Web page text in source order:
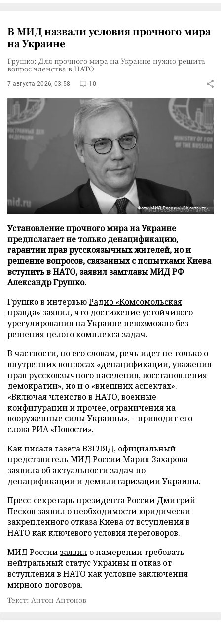
В МИД назвали условия прочного мира
на Украине
Грушко: Для прочного мира на Украине нужно решить
вопрос членства в НАТО
7 августа 2026, 03:58 10
Фото: МИД России/«ВКонтакте»
Установление прочного мира на Украине
предполагает не только денацификацию,
гарантии прав русскоязычных жителей, но и
решение вопросов, связанных с попытками Киева
вступить в НАТО, заявил замглавы МИД РФ
Александр Грушко.
Грушко в интервьюРадио «Комсомольская
правда» заявил, что достижение устойчивого
урегулирования на Украине невозможно без
решения целого комплекса задач.
В частности, по его словам, речь идет не только о
внутренних вопросах «денацификации, уважения
прав русскоязычного населения, восстановления
демократии», но и о «внешних аспектах».
«Включая членство в НАТО, военные
конфигурации и прочее, ограничения на
вооруженные силы Украины», – приводит его
словаРИА «Новости».
Как писала газета ВЗГЛЯД, официальный
представитель МИД России Мария Захарова
заявила об актуальности задач по
денацификации и демилитаризации Украины.
Пресс-секретарь президента России Дмитрий
Песков заявил о необходимости юридически
закрепленного отказа Киева от вступления в
НАТО как ключевого условия переговоров.
МИД России заявил о намерении требовать
нейтральный статус Украины и отказ от
вступления в НАТО как условие заключения
мирного договора.
Текст: Антон Антонов